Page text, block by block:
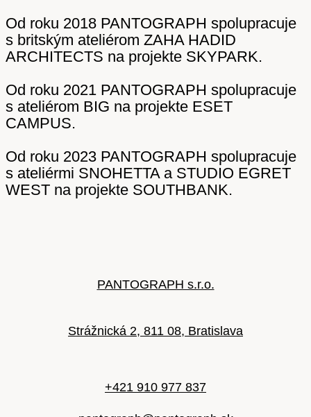
Od roku 2018 PANTOGRAPH spolupracuje
s britským ateliérom ZAHA HADID
ARCHITECTS na projekte SKYPARK.
Od roku 2021 PANTOGRAPH spolupracuje
s ateliérom BIG na projekte ESET
CAMPUS.
Od roku 2023 PANTOGRAPH spolupracuje
s ateliérmi SNOHETTA a STUDIO EGRET
WEST na projekte SOUTHBANK.
PANTOGRAPH s.r.o.
Strážnická 2, 811 08, Bratislava
+421 910 977 837